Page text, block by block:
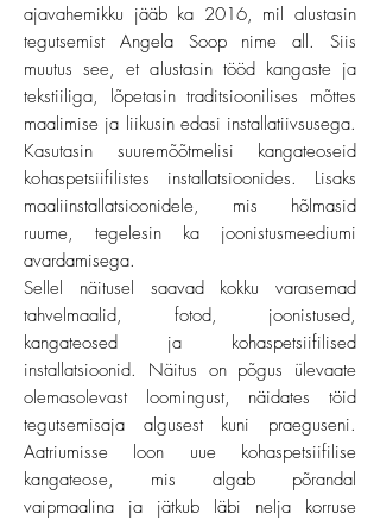
ajavahemikku jääb ka 2016, mil alustasin
tegutsemist Angela Soop nime all. Siis
muutus see, et alustasin tööd kangaste ja
tekstiiliga, lõpetasin traditsioonilises mõttes
maalimise ja liikusin edasi installatiivsusega.
Kasutasin suuremõõtmelisi kangateoseid
kohaspetsiifilistes installatsioonides. Lisaks
maaliinstallatsioonidele, mis hõlmasid
ruume, tegelesin ka joonistusmeediumi
avardamisega.
Sellel näitusel saavad kokku varasemad
tahvelmaalid, fotod, joonistused,
kangateosed ja kohaspetsiifilised
installatsioonid. Näitus on põgus ülevaate
olemasolevast loomingust, näidates töid
tegutsemisaja algusest kuni praeguseni.
Aatriumisse loon uue kohaspetsiifilise
kangateose, mis algab põrandal
vaipmaalina ja jätkub läbi nelja korruse